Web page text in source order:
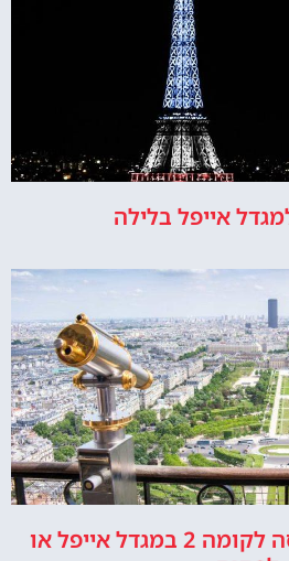
אייפל בלילה
רכישת כרטיסי כניסה לקומה 2 במגדל אייפל או